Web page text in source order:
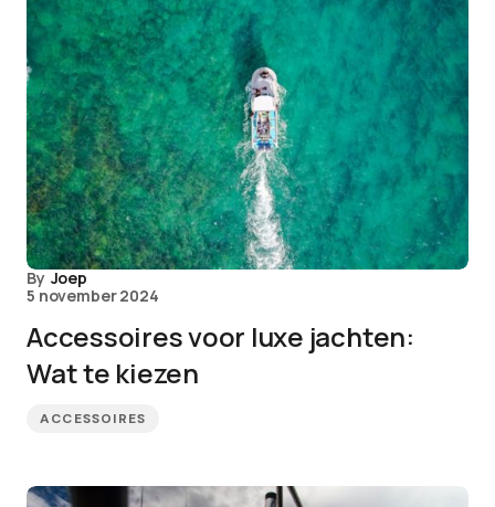
By Joep
5 november 2024
Accessoires voor luxe jachten:
Wat te kiezen
ACCESSOIRES